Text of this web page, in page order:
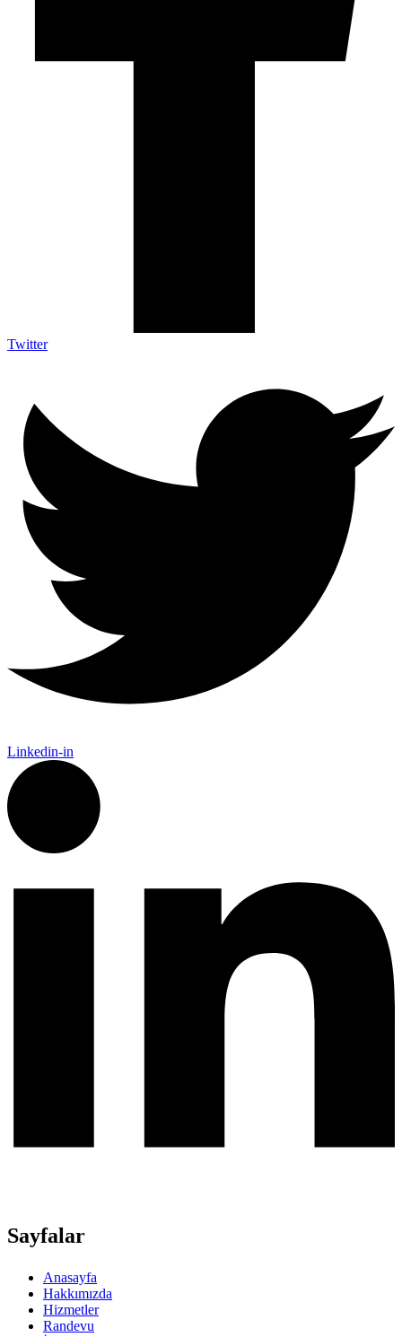
Twitter
Linkedin-in
Sayfalar
Anasayfa
Hakkımızda
Hizmetler
Randevu